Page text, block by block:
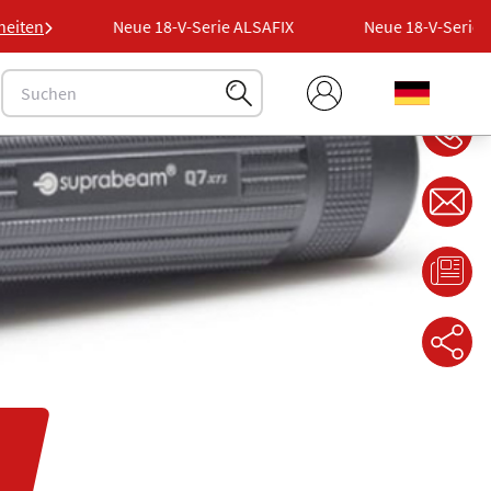
Neue 18-V-Serie ALSAFIX Neue 18-V-Serie